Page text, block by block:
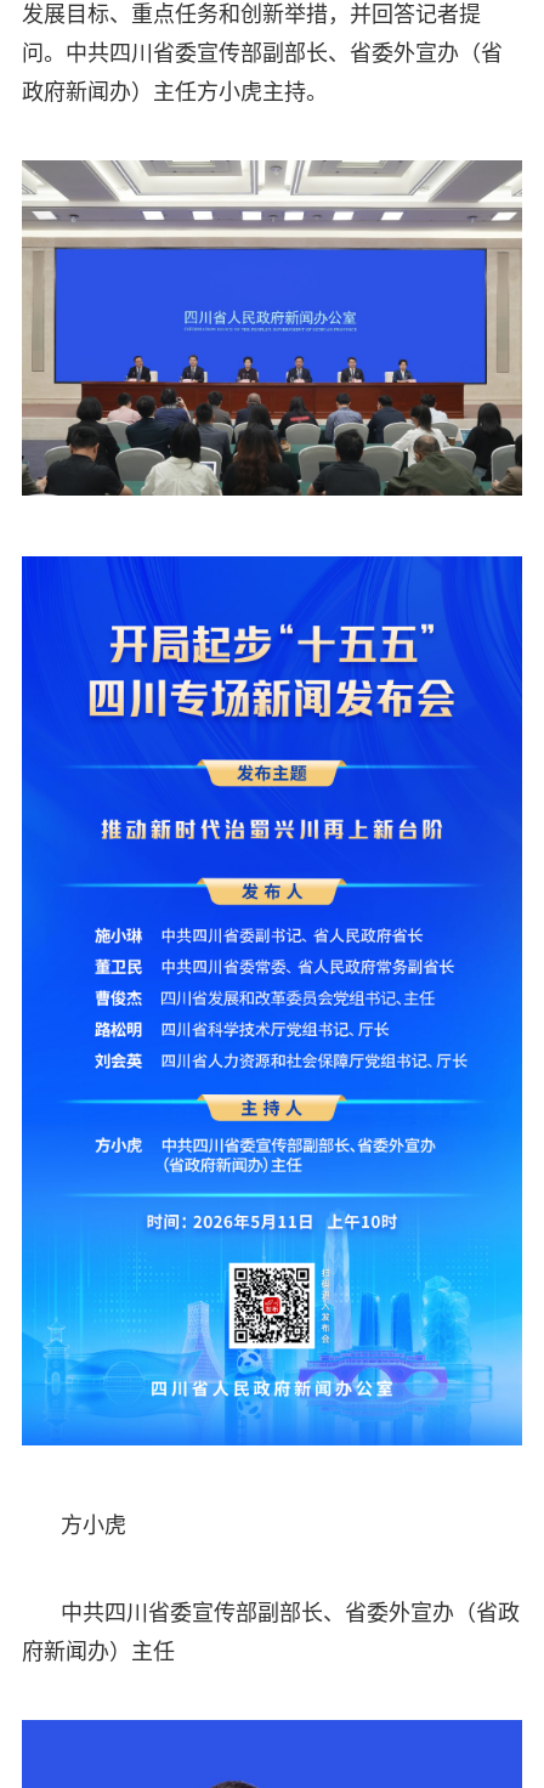
发展目标、重点任务和创新举措，并回答记者提
问。中共四川省委宣传部副部长、省委外宣办（省
政府新闻办）主任方小虎主持。
方小虎
中共四川省委宣传部副部长、省委外宣办（省政
府新闻办）主任